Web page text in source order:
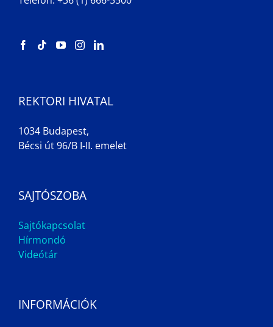
REKTORI HIVATAL
1034 Budapest,
Bécsi út 96/B I-II. emelet
SAJTÓSZOBA
Sajtókapcsolat
Hírmondó
Videótár
INFORMÁCIÓK